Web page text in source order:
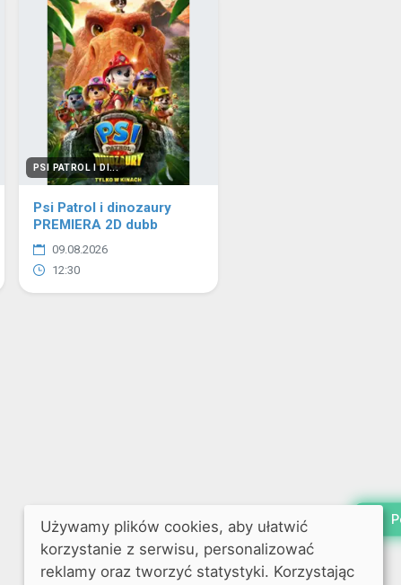
PSI PATROL I DI...
Psi Patrol i dinozaury
PREMIERA 2D dubb
09.08.2026
12:30
Używamy plików cookies, aby ułatwić
korzystanie z serwisu, personalizować
reklamy oraz tworzyć statystyki. Korzystając